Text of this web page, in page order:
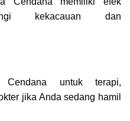
kekacauan dan
Cendana untuk terapi,
jika Anda sedang hamil